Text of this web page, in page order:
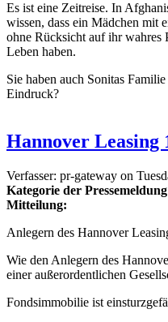
Es ist eine Zeitreise. In
wissen, dass ein Mädchen mit
ohne Rücksicht auf ihr wahres
Leben haben.
Sie haben auch Sonitas
Eindruck?
Hannover Leasing
Verfasser: pr-gateway on
Kategorie der
Mitteilung:
Anlegern des Hannover
Wie den Anlegern des
einer außerordentlichen
Fondsimmobilie ist